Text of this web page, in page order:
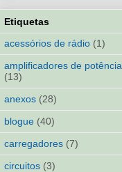
Etiquetas
acessórios de rádio (1)
amplificadores de potência
(13)
anexos (28)
blogue (40)
carregadores (7)
circuitos (3)